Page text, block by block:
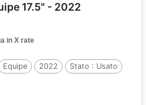
17.5" - 2022
in X rate
Equipe 2022 Stato : Usato